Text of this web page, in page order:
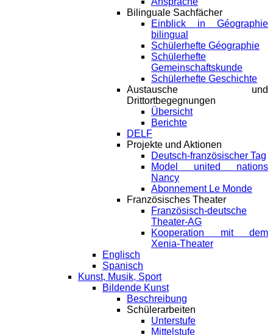
Bilinguale Sachfächer
Einblick in Géographie
bilingual
Schülerhefte Géographie
Schülerhefte
Gemeinschaftskunde
Schülerhefte Geschichte
Austausche und
Drittortbegegnungen
Übersicht
Berichte
DELF
Projekte und Aktionen
Deutsch-französischer Tag
Model united nations
Nancy
Abonnement Le Monde
Französisches Theater
Französisch-deutsche
Theater-AG
Kooperation mit dem
Xenia-Theater
Englisch
Spanisch
Kunst, Musik, Sport
Bildende Kunst
Beschreibung
Schülerarbeiten
Unterstufe
Mittelstufe